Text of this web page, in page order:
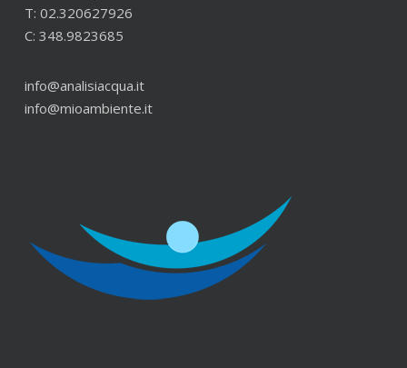
T: 02.320627926
C: 348.9823685
info@analisiacqua.it
info@mioambiente.it